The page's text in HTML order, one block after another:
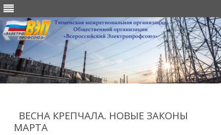
ВЕСНА КРЕПЧАЛА. НОВЫЕ ЗАКОНЫ
МАРТА